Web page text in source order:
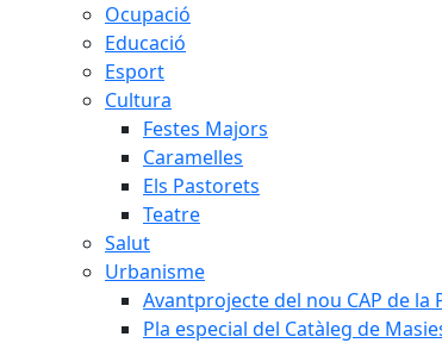
Ocupació
Educació
Esport
Cultura
Festes Majors
Caramelles
Els Pastorets
Teatre
Salut
Urbanisme
Avantprojecte del nou CAP de la
Pla especial del Catàleg de